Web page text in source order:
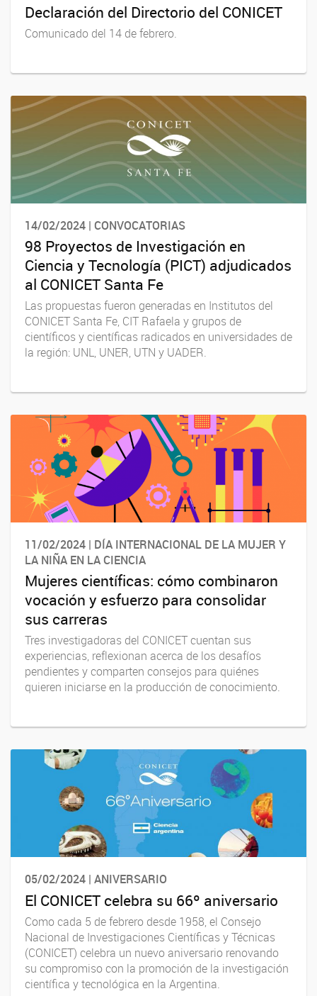
Declaración del Directorio del CONICET
Comunicado del 14 de febrero.
14/02/2024 | CONVOCATORIAS
98 Proyectos de Investigación en
Ciencia y Tecnología (PICT) adjudicados
al CONICET Santa Fe
Las propuestas fueron generadas en Institutos del
CONICET Santa Fe, CIT Rafaela y grupos de
científicos y científicas radicados en universidades de
la región: UNL, UNER, UTN y UADER.
11/02/2024 | DÍA INTERNACIONAL DE LA MUJER Y
LA NIÑA EN LA CIENCIA
Mujeres científicas: cómo combinaron
vocación y esfuerzo para consolidar
sus carreras
Tres investigadoras del CONICET cuentan sus
experiencias, reflexionan acerca de los desafíos
pendientes y comparten consejos para quiénes
quieren iniciarse en la producción de conocimiento.
05/02/2024 | ANIVERSARIO
El CONICET celebra su 66º aniversario
Como cada 5 de febrero desde 1958, el Consejo
Nacional de Investigaciones Científicas y Técnicas
(CONICET) celebra un nuevo aniversario renovando
su compromiso con la promoción de la investigación
científica y tecnológica en la Argentina.